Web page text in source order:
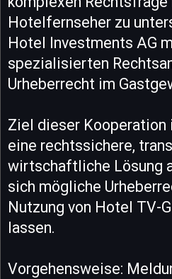
Hotelfernseher zu
Hotel Investments AG
spezialisierten
Urheberrecht im
Ziel dieser
eine rechtssichere,
wirtschaftliche Lösung
sich mögliche
Nutzung von Hotel TV-
lassen.
Vorgehensweise: